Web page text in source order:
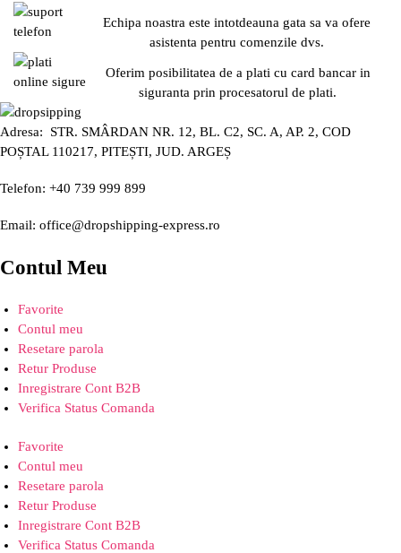
Echipa noastra este intotdeauna gata sa va ofere
asistenta pentru comenzile dvs.
Oferim posibilitatea de a plati cu card bancar in
siguranta prin procesatorul de plati.
Adresa: STR. SMÂRDAN NR. 12, BL. C2, SC. A, AP. 2, COD
POȘTAL 110217, PITEȘTI, JUD. ARGEȘ
Telefon: +40 739 999 899
Email: office@dropshipping-express.ro
Contul Meu
Favorite
Contul meu
Resetare parola
Retur Produse
Inregistrare Cont B2B
Verifica Status Comanda
Favorite
Contul meu
Resetare parola
Retur Produse
Inregistrare Cont B2B
Verifica Status Comanda